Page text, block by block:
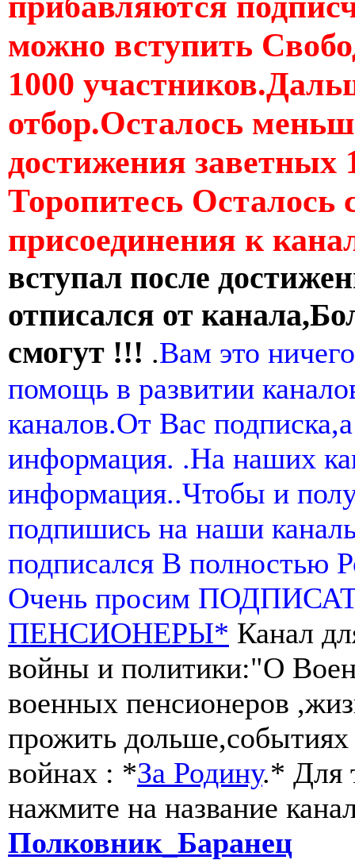
можно вступить
1000
отбор.Осталось
достижения заветных
Торопитесь Осталось
присоединения к
вступал после
отписался от
смогут !!! .Вам это
помощь в развитии
каналов.От Вас
информация. .На наших
информация..Чтобы и
подпишись на наши
подписался В полностью
Очень просим
ПЕНСИОНЕРЫ* Канал
войны и политики:"О
военных пенсионеров
прожить
войнах : *За Родину.* Для
нажмите на название
Полковник_Баранец